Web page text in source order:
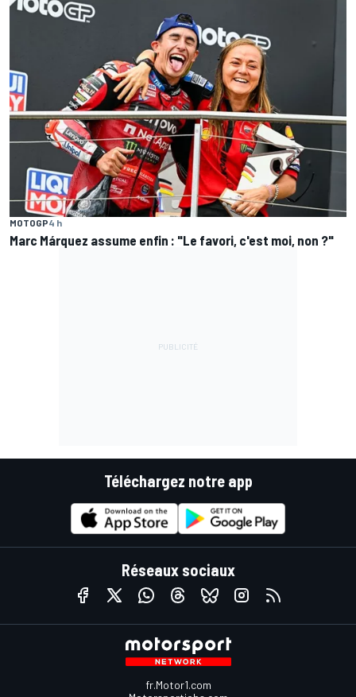
MOTOGP4 h
Marc Márquez assume enfin : "Le favori, c'est moi, non ?"
Téléchargez notre app
Réseaux sociaux
fr.Motor1.com